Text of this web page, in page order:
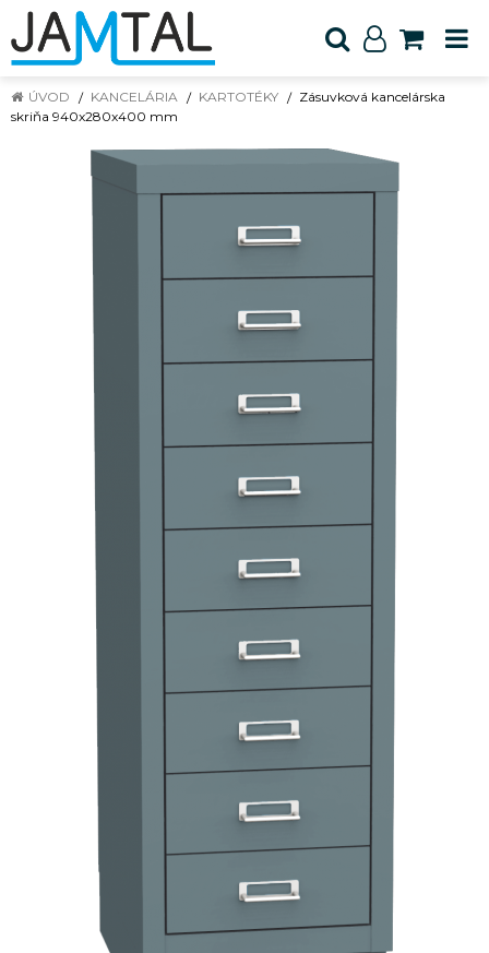
ÚVOD KANCELÁRIA KARTOTÉKY
Zásuvková kancelárska
skriňa 940x280x400 mm